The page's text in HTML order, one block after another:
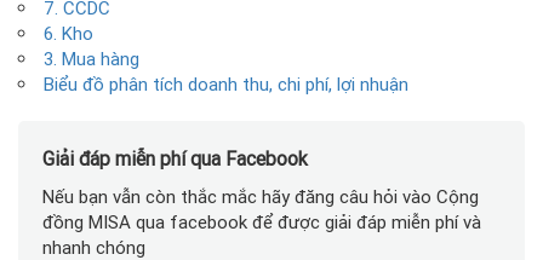
7. CCDC
6. Kho
3. Mua hàng
Biểu đồ phân tích doanh thu, chi phí, lợi nhuận
Giải đáp miễn phí qua Facebook
Nếu bạn vẫn còn thắc mắc hãy đăng câu hỏi vào Cộng
đồng MISA qua facebook để được giải đáp miễn phí và
nhanh chóng